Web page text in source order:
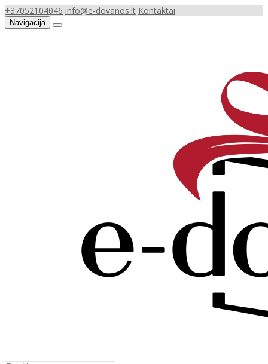
+37052104046 info@e-dovanos.lt Kontaktai
Navigacija